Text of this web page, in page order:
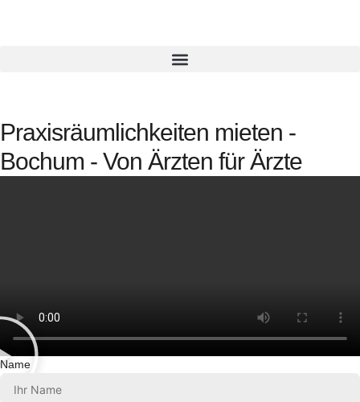
Praxisräumlichkeiten mieten -
Bochum - Von Ärzten für Ärzte
Name